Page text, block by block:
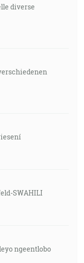
diverse
SWAHILI
ngeentlobo